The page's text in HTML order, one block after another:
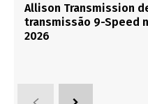
Allison Transmission
transmissão 9-Speed
2026